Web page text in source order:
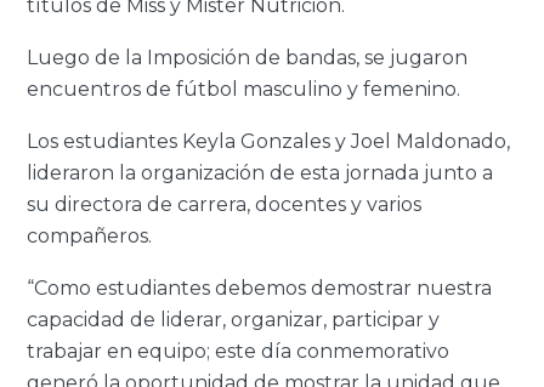
títulos de Miss y Mister Nutrición.
Luego de la Imposición de bandas, se jugaron
encuentros de fútbol masculino y femenino.
Los estudiantes Keyla Gonzales y Joel Maldonado,
lideraron la organización de esta jornada junto a
su directora de carrera, docentes y varios
compañeros.
“Como estudiantes debemos demostrar nuestra
capacidad de liderar, organizar, participar y
trabajar en equipo; este día conmemorativo